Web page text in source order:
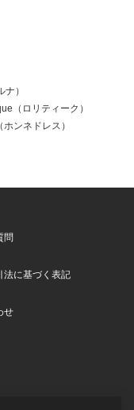
）
（ロリティーク）
ンネドレス）
問
法に基づく表記
せ